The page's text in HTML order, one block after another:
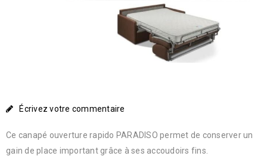
Écrivez votre commentaire
Ce canapé ouverture rapido PARADISO permet de conserver un
gain de place important grâce à ses accoudoirs fins.